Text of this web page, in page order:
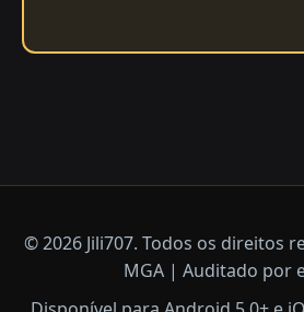
© 2026 Jili707. Todos os direitos
MGA | Auditado por